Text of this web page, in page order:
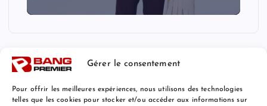
Gérer le consentement
Pour offrir les meilleures expériences, nous utilisons des technologies
telles que les cookies pour stocker et/ou accéder aux informations sur